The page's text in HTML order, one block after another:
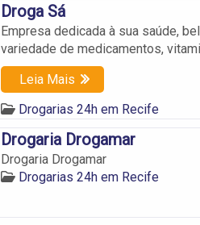
Droga Sá
Empresa dedicada à sua saúde,
variedade de medicamentos,
Leia Mais
Drogarias 24h em Recife
Drogaria Drogamar
Drogaria Drogamar
Drogarias 24h em Recife